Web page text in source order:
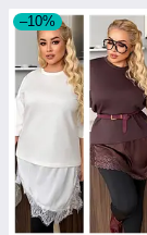
–10%